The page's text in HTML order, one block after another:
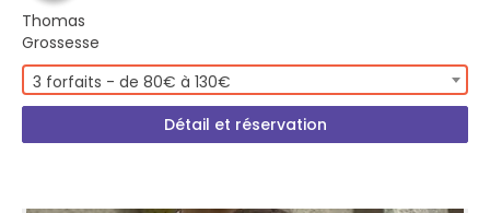
Thomas
Grossesse
3 forfaits - de 80€ à 130€
Détail et réservation